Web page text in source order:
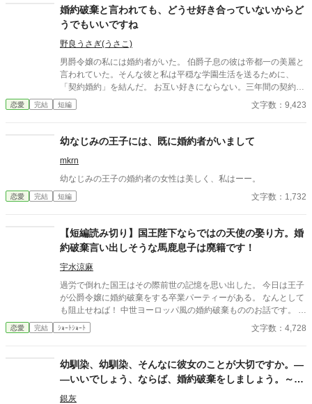
決意し、国を去ろうとする。 しかしその道中、レイアー嬢の実
家の襲撃に遭い、スノーは命を落とす寸前、自身の命と引き換え
に広域回復魔法で多くの命を救う。 これでスノーの、人生は終
わりのはずだった。 だが次に目を覚ますと、スノーは三年前の
結婚式当日に戻っていた。何度死んでも、何度拒絶しても、結婚
式の誓いの瞬間へと戻される。 番から逃れようと、スノーは何
度も死を選ぶが――。
婚約破棄と言われても、どうせ好き合っていないからど
うでもいいですね
野良うさぎ(うさこ)
男爵令嬢の私には婚約者がいた。 伯爵子息の彼は帝都一の美麗と
言われていた。そんな彼と私は平穏な学園生活を送るために、
「契約婚約」を結んだ。 お互い好きにならない。三年間の契約。
それなのに、彼は私の前からいなくなった。婚約破棄を言い渡さ
れて……。 でも私たちは好きあっていない。だから、別にどうで
恋愛 完結 短編 文字数：9,423
幼なじみの王子には、既に婚約者がいまして
mkrn
幼なじみの王子の婚約者の女性は美しく、私はーー。
恋愛 完結 短編 文字数：1,732
【短編読み切り】国王陛下ならではの天使の娶り方。婚
約破棄言い出しそうな馬鹿息子は廃籍です！
宇水涼麻
過労で倒れた国王はその際前世の記憶を思い出した。 今日は王子
が公爵令嬢に婚約破棄をする卒業パーティーがある。 なんとして
も阻止せねば！ 中世ヨーロッパ風の婚約破棄もののお話です。 設
定緩めはご了承ください。
恋愛 完結 ｼｮｰﾄｼｮｰﾄ 文字数：4,728
幼馴染、幼馴染、そんなに彼女のことが大切ですか。―
―いいでしょう、ならば、婚約破棄をしましょう。～病
弱な幼馴染の彼女は、実は……～
銀灰